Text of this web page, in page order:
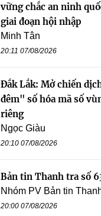
vững chắc an ninh
giai đoạn hội nhập
Minh Tân
20:11 07/08/2026
Đắk Lắk: Mở chiến
đêm" số hóa mã số
riêng
Ngọc Giàu
20:10 07/08/2026
Bản tin Thanh tra số
Nhóm PV Bản tin
20:00 07/08/2026